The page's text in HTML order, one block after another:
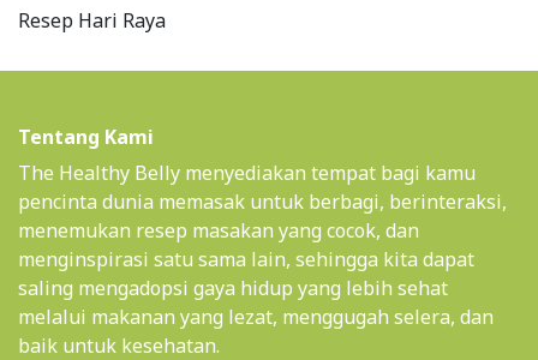
Resep Hari Raya
Tentang Kami
The Healthy Belly menyediakan tempat bagi kamu
pencinta dunia memasak untuk berbagi, berinteraksi,
menemukan resep masakan yang cocok, dan
menginspirasi satu sama lain, sehingga kita dapat
saling mengadopsi gaya hidup yang lebih sehat
melalui makanan yang lezat, menggugah selera, dan
baik untuk kesehatan.